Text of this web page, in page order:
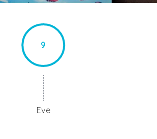
9
Eve